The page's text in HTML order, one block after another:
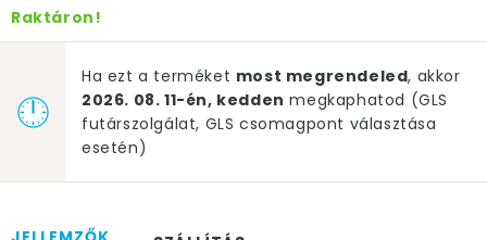
Raktáron!
Ha ezt a terméket most megrendeled, akkor
2026. 08. 11-én, kedden megkaphatod (GLS
futárszolgálat, GLS csomagpont választása
esetén)